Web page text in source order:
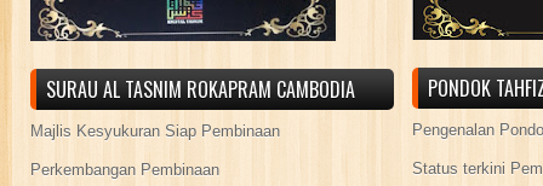
SURAU AL TASNIM ROKAPRAM CAMBODIA
Majlis Kesyukuran Siap Pembinaan
Perkembangan Pembinaan
PONDOK
Pengenalan
Status terkini